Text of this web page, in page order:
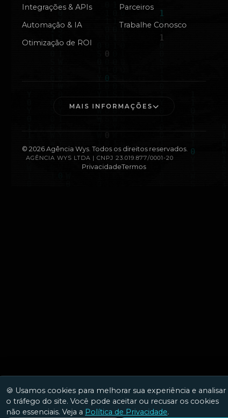
Integrações & APIs
Automação & IA
Otimização de ROI
Parceiros
Trabalhe Conosco
MAIS INFORMAÇÕES
© 2026Agência Wys. Todos os direitos reservados.
AGÊNCIA WYS LTDA | CNPJ 23.019.877/0001-20
PrivacidadeTermos
🍪 Usamos cookies para melhorar sua experiência e analisar
o tráfego do site. Você pode aceitar ou recusar os cookies
não essenciais. Veja a Política de Privacidade.